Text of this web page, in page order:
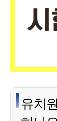
유치